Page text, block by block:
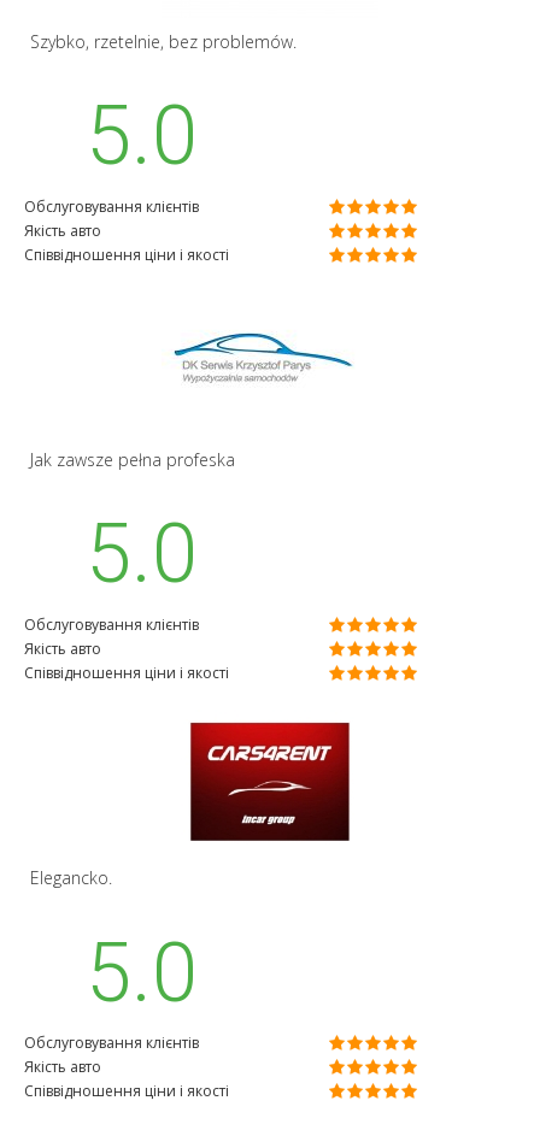
Szybko, rzetelnie, bez problemów.
5.0
Обслуговування клієнтів
Якість авто
Співвідношення ціни і якості
Jak zawsze pełna profeska
5.0
Обслуговування клієнтів
Якість авто
Співвідношення ціни і якості
Elegancko.
5.0
Обслуговування клієнтів
Якість авто
Співвідношення ціни і якості